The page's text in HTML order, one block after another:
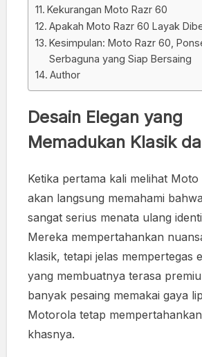
Kekurangan Moto Razr 60
Apakah Moto Razr 60 Layak
Kesimpulan: Moto Razr 60,
Serbaguna yang Siap Bersaing
Author
Desain Elegan yang
Memadukan Klasik
Ketika pertama kali melihat
akan langsung memahami
sangat serius menata ulang
Mereka mempertahankan
klasik, tetapi jelas mempertegas
yang membuatnya terasa
banyak pesaing memakai gaya
Motorola tetap
khasnya.